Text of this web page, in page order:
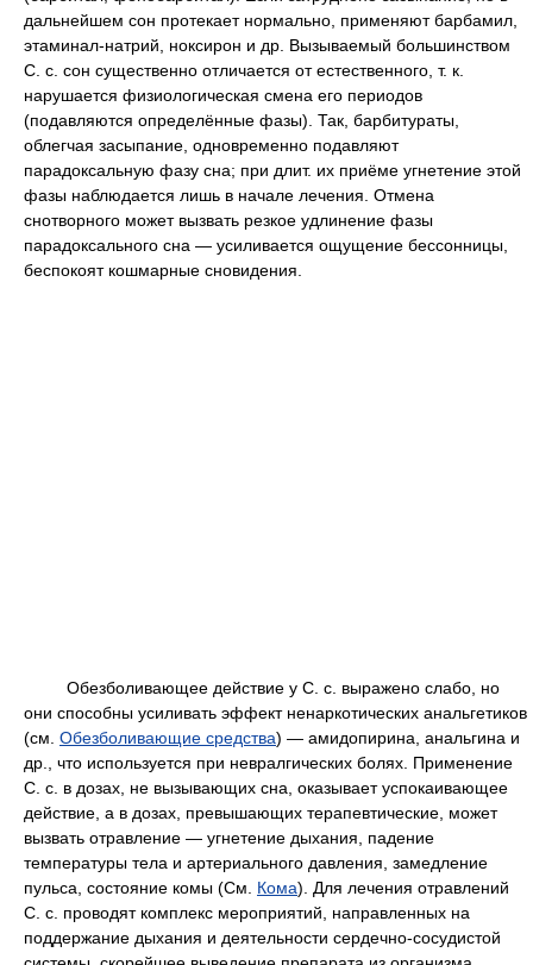
дальнейшем сон протекает нормально, применяют барбамил,
этаминал-натрий, ноксирон и др. Вызываемый большинством
С. с. сон существенно отличается от естественного, т. к.
нарушается физиологическая смена его периодов
(подавляются определённые фазы). Так, барбитураты,
облегчая засыпание, одновременно подавляют
парадоксальную фазу сна; при длит. их приёме угнетение этой
фазы наблюдается лишь в начале лечения. Отмена
снотворного может вызвать резкое удлинение фазы
парадоксального сна — усиливается ощущение бессонницы,
беспокоят кошмарные сновидения.
Обезболивающее действие у С. с. выражено слабо, но
они способны усиливать эффект ненаркотических анальгетиков
(см. Обезболивающие средства) — амидопирина, анальгина и
др., что используется при невралгических болях. Применение
С. с. в дозах, не вызывающих сна, оказывает успокаивающее
действие, а в дозах, превышающих терапевтические, может
вызвать отравление — угнетение дыхания, падение
температуры тела и артериального давления, замедление
пульса, состояние комы (См. Кома). Для лечения отравлений
С. с. проводят комплекс мероприятий, направленных на
поддержание дыхания и деятельности сердечно-сосудистой